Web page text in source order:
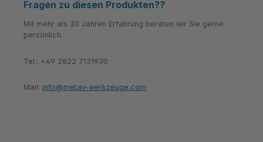
Fragen zu diesen Produkten??
Mit mehr als 30 Jahren Erfahrung beraten wir Sie gerne
persönlich.
Tel.: +49 2822 7131930
Mail: info@metav-werkzeuge.com